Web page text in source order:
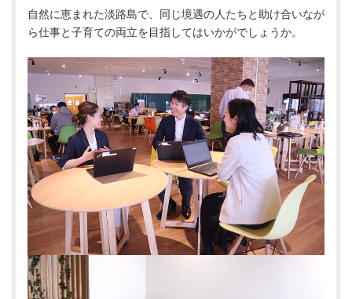
自然に恵まれた淡路島で、同じ境遇の人たちと助け合いなが
ら仕事と子育ての両立を目指してはいかがでしょうか。